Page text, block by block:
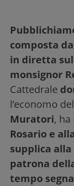
composta
in diretta
monsignor
Cattedrale
l’economo
Muratori,
Rosario e
supplica
patrona
tempo